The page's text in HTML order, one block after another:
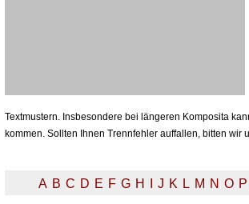
Textmustern. Insbesondere bei längeren Komposita
kommen. Sollten Ihnen Trennfehler auffallen, bitten wir
A B C D E F G H J K L M N O P